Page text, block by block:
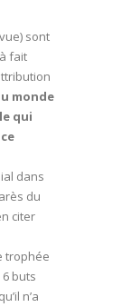
sont
fait
monde
qui
dans
du
citer
trophée
buts
n’a